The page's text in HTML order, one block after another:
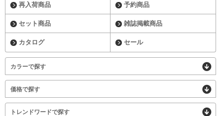
再入荷商品 予約商品
セット商品 雑誌掲載商品
カタログ セール
カラーで探す
価格で探す
トレンドワードで探す